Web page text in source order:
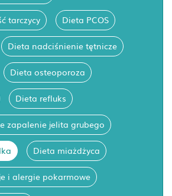
tarczycy Dieta PCOS
Dieta nadciśnienie tętnicze
Dieta osteoporoza
Dieta refluks
zapalenie jelita grubego
Dieta miażdżyca
i alergie pokarmowe